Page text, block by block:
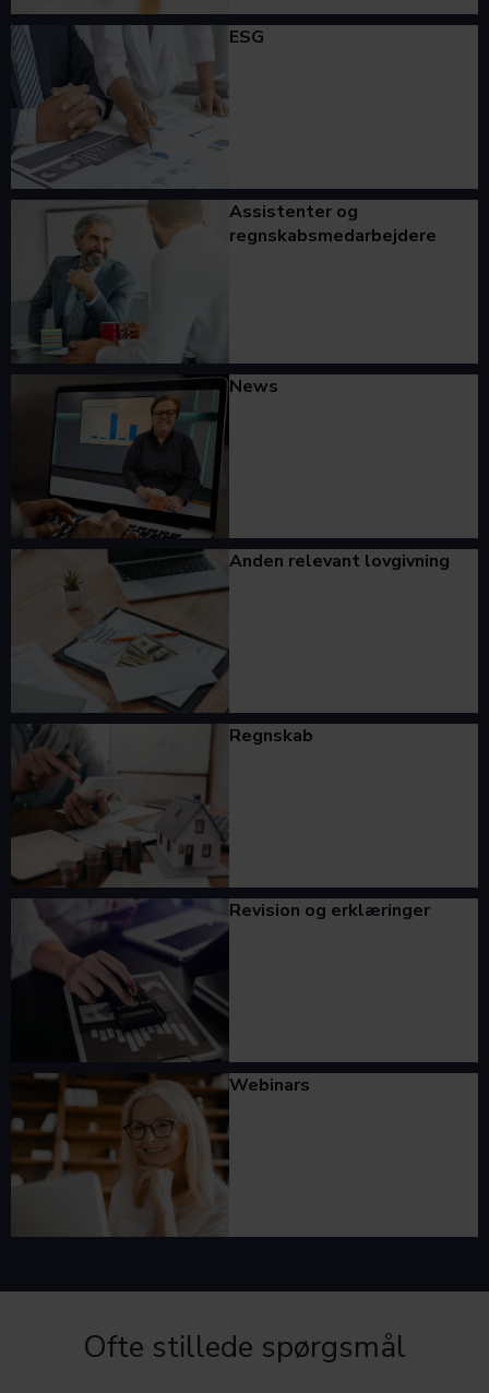
ESG
Assistenter og
regnskabsmedarbejdere
News
Anden relevant lovgivning
Regnskab
Revision og erklæringer
Webinars
Ofte stillede spørgsmål